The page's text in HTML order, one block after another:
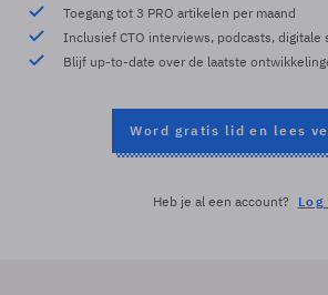
Toegang tot 3 PRO artikelen per maand
Inclusief CTO interviews, podcasts, digitale
Blijf up-to-date over de laatste
Word gratis lid en lees
Heb je al een account?